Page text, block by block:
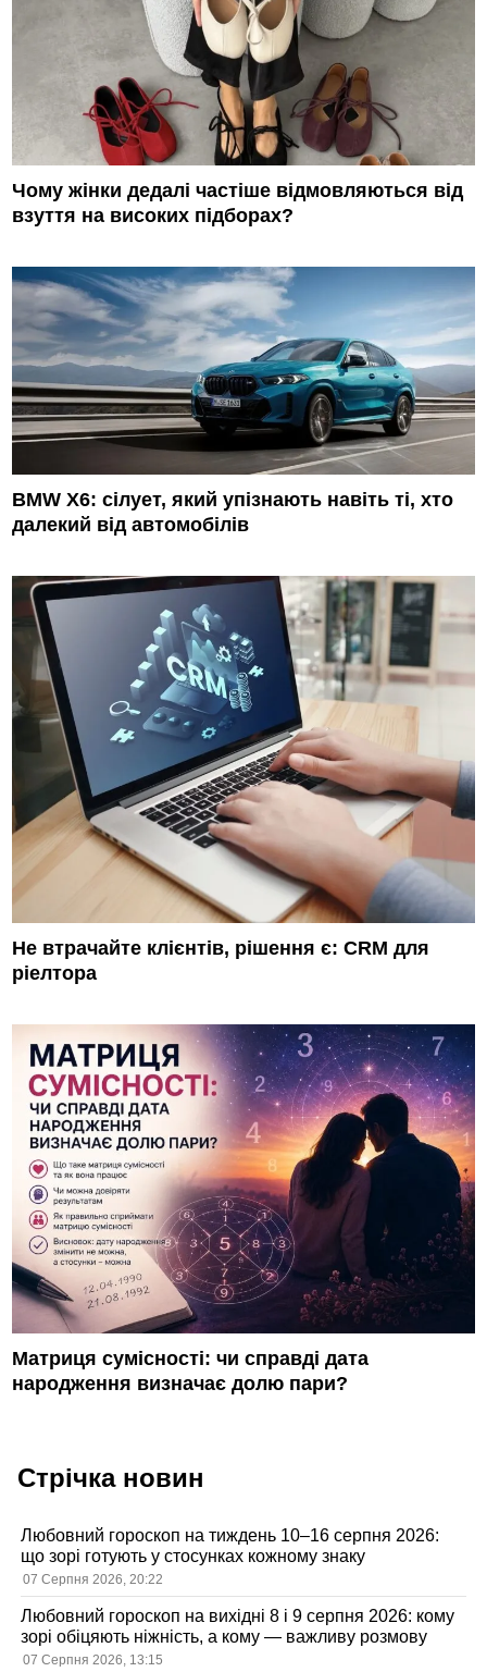
Чому жінки дедалі частіше відмовляються від
взуття на високих підборах?
BMW X6: сілует, який упізнають навіть ті, хто
далекий від автомобілів
Не втрачайте клієнтів, рішення є: CRM для
ріелтора
Матриця сумісності: чи справді дата
народження визначає долю пари?
Стрічка новин
Любовний гороскоп на тиждень 10–16 серпня 2026:
що зорі готують у стосунках кожному знаку
07 Серпня 2026, 20:22
Любовний гороскоп на вихідні 8 і 9 серпня 2026: кому
зорі обіцяють ніжність, а кому — важливу розмову
07 Серпня 2026, 13:15